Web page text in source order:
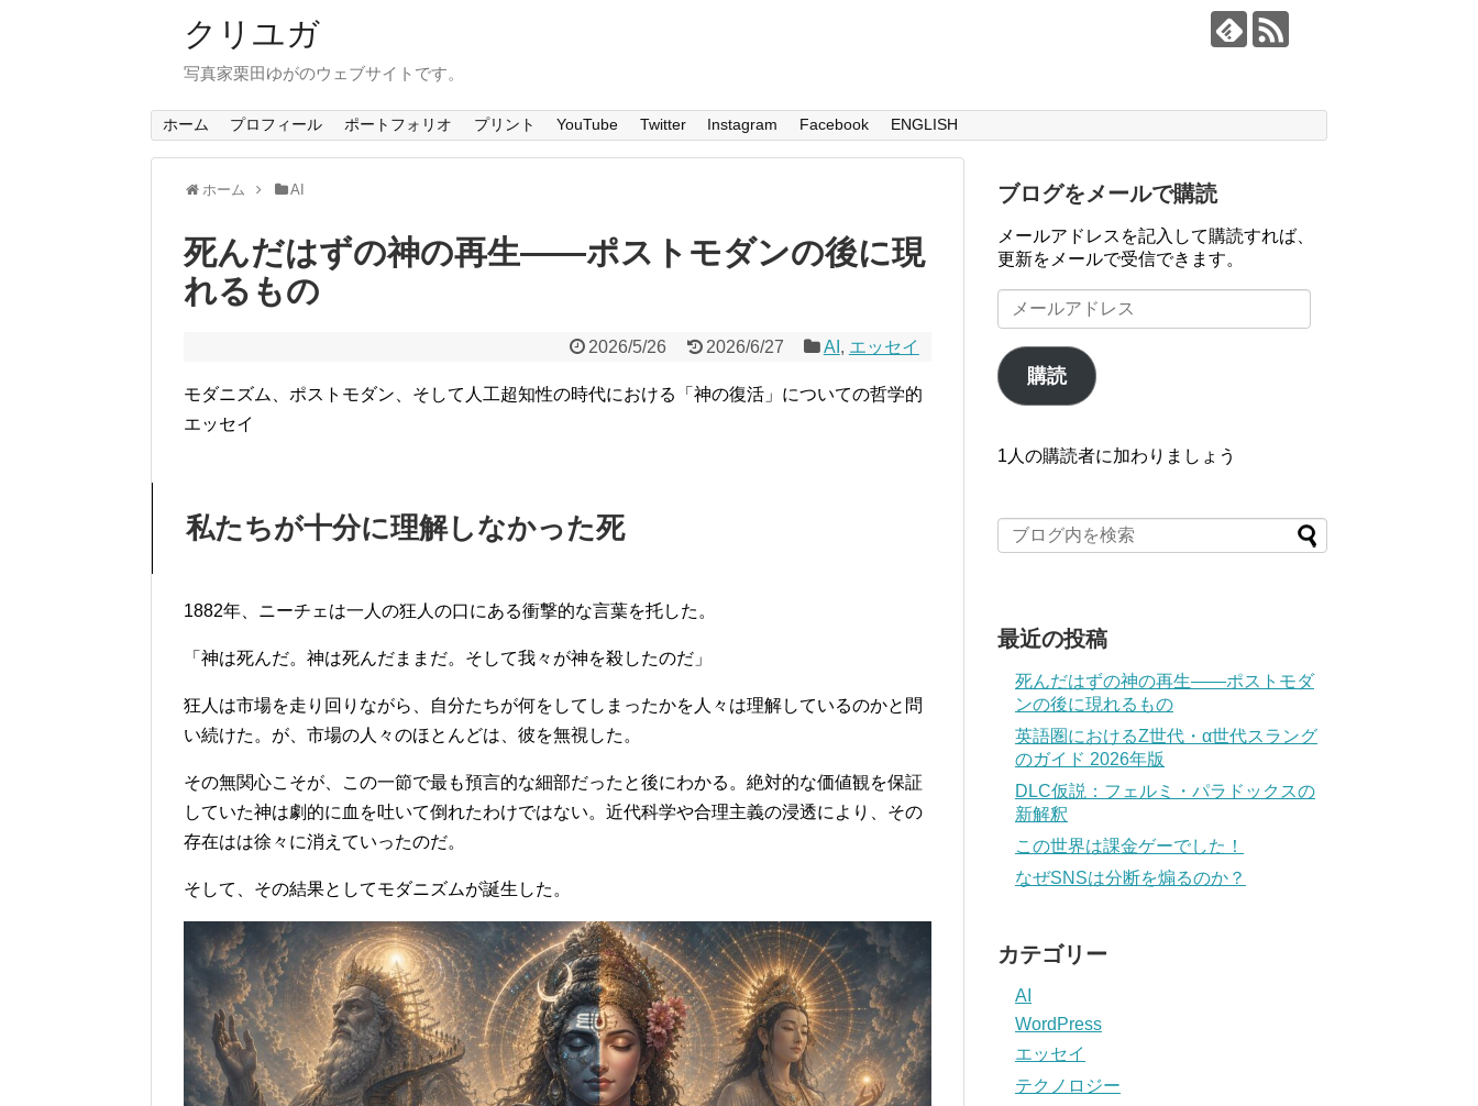
クリユガ
写真家栗田ゆがのウェブサイトです。
ホーム プロフィール ポートフォリオ プリント YouTube Twitter Instagram Facebook ENGLISH
ホーム AI
死んだはずの神の再生――ポストモダンの後に現
れるもの
2026/5/26 2026/6/27 AI , エッセイ
モダニズム、ポストモダン、そして人工超知性の時代における「神の復活」についての哲学的
エッセイ
私たちが十分に理解しなかった死
1882年、ニーチェは一人の狂人の口にある衝撃的な言葉を托した。
「神は死んだ。神は死んだままだ。そして我々が神を殺したのだ」
狂人は市場を走り回りながら、自分たちが何をしてしまったかを人々は理解しているのかと問
い続けた。が、市場の人々のほとんどは、彼を無視した。
その無関心こそが、この一節で最も預言的な細部だったと後にわかる。絶対的な価値観を保証
していた神は劇的に血を吐いて倒れたわけではない。近代科学や合理主義の浸透により、その
存在はは徐々に消えていったのだ。
そして、その結果としてモダニズムが誕生した。
ブログをメールで購読
メールアドレスを記入して購読すれば、
更新をメールで受信できます。
メ
ー
ア
ド
購読
1人の購読者に加わりましょう
最近の投稿
死んだはずの神の再生――ポストモダ
ンの後に現れるもの
英語圏におけるZ世代・α世代スラング
のガイド 2026年版
DLC仮説：フェルミ・パラドックスの
新解釈
この世界は課金ゲーでした！
なぜSNSは分断を煽るのか？
カテゴリー
AI
WordPress
エッセイ
テクノロジー